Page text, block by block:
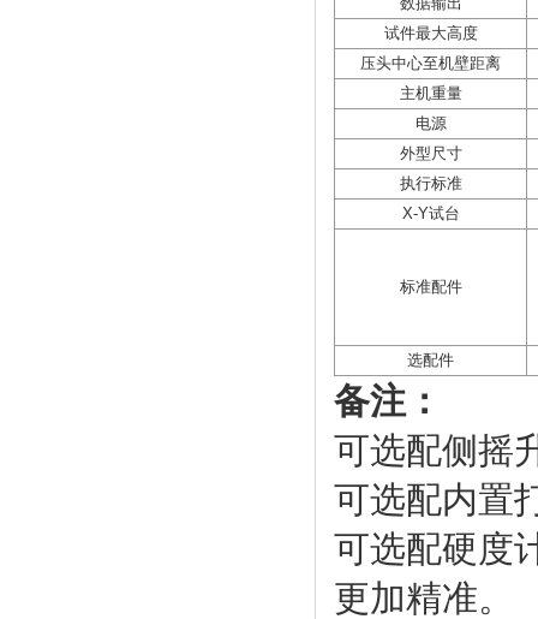
试件最大高度
压头中心至机壁距离
主机重量
电源
外型尺寸
执行标准
X-Y试台
标准配件
选配件
备注：
可选配侧摇
可选配内置
可选配硬度
更加精准。